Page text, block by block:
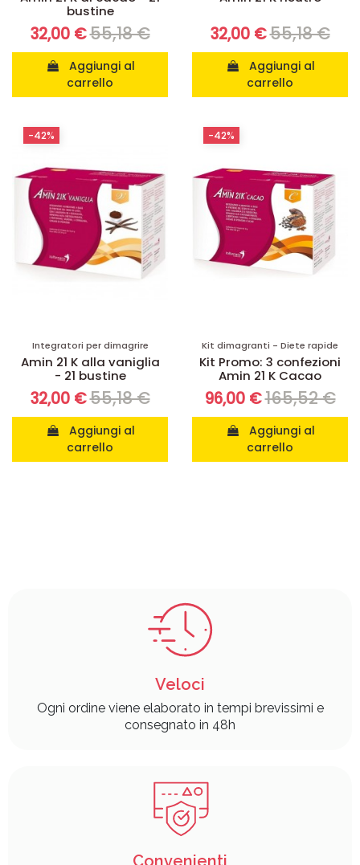
bustine
32,00 €55,18 €
carrello
32,00 €55,18 €
carrello
Integratori per dimagrire
Amin 21 K alla vaniglia
- 21 bustine
32,00 €55,18 €
carrello
-42%
Kit dimagranti - Diete rapide
Kit Promo: 3 confezioni
Amin 21 K Cacao
96,00 €165,52 €
carrello
-42%
Veloci
Ogni ordine viene elaborato in tempi brevissimi e
consegnato in 48h